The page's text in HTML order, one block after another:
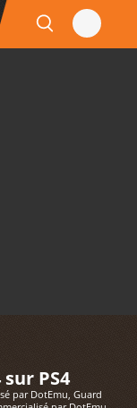
PS4
par DotEmu, Guard